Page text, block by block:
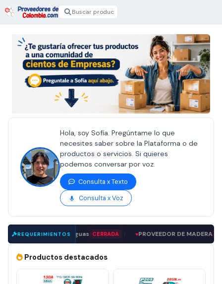
Hola, soy Sofía. Pregúntame lo que
necesites saber sobre la Plataforma o de
productos o servicios. Si quieres
podemos conversar por voz.
Consulta x Texto
Consulta x Voz
REQUERIMIENTOS
| ▼paraguas CERRADA | ▼PROVEEDOR DE MADERA CERRADA
Productos destacados